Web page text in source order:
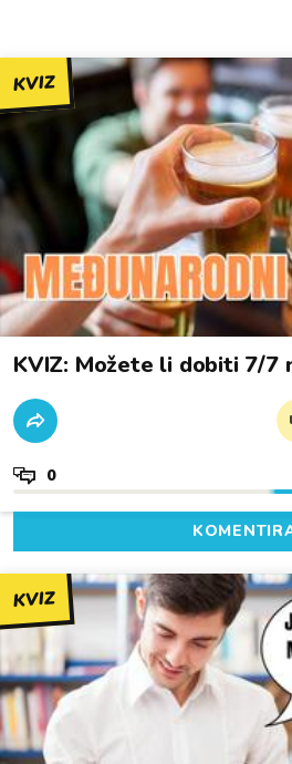
KVIZ
KVIZ: Možete li dobiti 7/7
0
KVIZ